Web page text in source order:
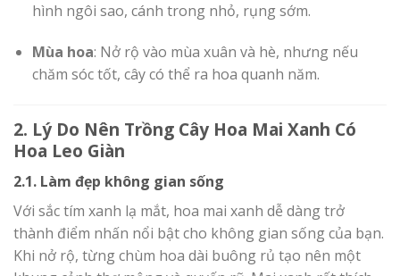
hình ngôi sao, cánh trong nhỏ, rụng sớm.
Mùa hoa: Nở rộ vào mùa xuân và hè, nhưng nếu
chăm sóc tốt, cây có thể ra hoa quanh năm.
2. Lý Do Nên Trồng Cây Hoa Mai Xanh Có
Hoa Leo Giàn
2.1. Làm đẹp không gian sống
Với sắc tím xanh lạ mắt, hoa mai xanh dễ dàng trở
thành điểm nhấn nổi bật cho không gian sống của bạn.
Khi nở rộ, từng chùm hoa dài buông rủ tạo nên một